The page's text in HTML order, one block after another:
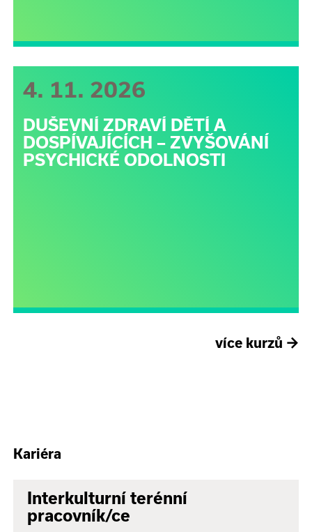
4. 11. 2026
DUŠEVNÍ ZDRAVÍ DĚTÍ A
DOSPÍVAJÍCÍCH – ZVYŠOVÁNÍ
PSYCHICKÉ ODOLNOSTI
více kurzů →
Kariéra
Interkulturní terénní
pracovník/ce